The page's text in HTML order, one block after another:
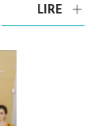
LIRE